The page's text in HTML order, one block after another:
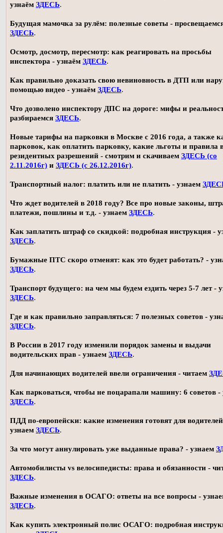
узнаём ЗДЕСЬ.
Будущая мамочка за рулём: полезные советы -
ЗДЕСЬ.
Осмотр, досмотр, пересмотр: как реагировать на просьбы
инспектора - узнаём ЗДЕСЬ.
Как правильно доказать свою невиновность в ДТП или
помощью видео - узнаём ЗДЕСЬ.
Что дозволено инспектору ДПС на дороге: мифы и
разбираемся ЗДЕСЬ.
Новые тарифы на парковки в Москве с 2016 года, а также
парковок, как оплатить парковку, какие льготы и правила
резидентных разрешений - смотрим и скачиваем ЗДЕСЬ (со
2.11.2016г) и ЗДЕСЬ (с 26.12.2016г).
Транспортный налог: платить или не платить - узнаем
Что ждет водителей в 2018 году? Все про новые законы,
платежи, пошлины и т.д. - узнаем ЗДЕСЬ.
Как заплатить штраф со скидкой: подробная инструкция -
ЗДЕСЬ.
Бумажные ПТС скоро отменят: как это будет работать? -
ЗДЕСЬ.
Транспорт будущего: на чем мы будем ездить через 5-7 лет -
ЗДЕСЬ.
Где и как правильно заправляться: 7 полезных советов -
ЗДЕСЬ.
В России в 2017 году изменили порядок замены и выдачи
водительских прав - узнаем ЗДЕСЬ.
Для начинающих водителей ввели ограничения - читаем
Как парковаться, чтобы не поцарапали машину: 6 советов -
ЗДЕСЬ.
ПДД по-европейски: какие изменения готовят для
узнаем ЗДЕСЬ.
За что могут аннулировать уже выданные права? - узнаем
Автомобилисты vs велосипедисты: права и обязанности -
ЗДЕСЬ.
Важные изменения в ОСАГО: ответы на все вопросы -
ЗДЕСЬ.
Как купить электронный полис ОСАГО: подробная